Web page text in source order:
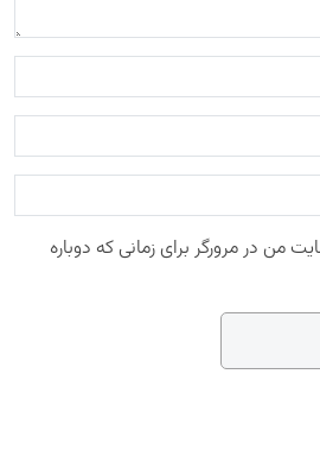
من در مرورگر برای زمانی که دوباره